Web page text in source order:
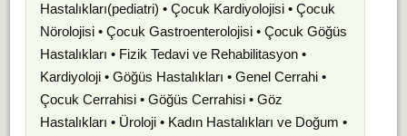
Hastalıkları(pediatri) • Çocuk Kardiyolojisi • Çocuk
Nörolojisi • Çocuk Gastroenterolojisi • Çocuk Göğüs
Hastalıkları • Fizik Tedavi ve Rehabilitasyon •
Kardiyoloji • Göğüs Hastalıkları • Genel Cerrahi •
Çocuk Cerrahisi • Göğüs Cerrahisi • Göz
Hastalıkları • Üroloji • Kadın Hastalıkları ve Doğum •